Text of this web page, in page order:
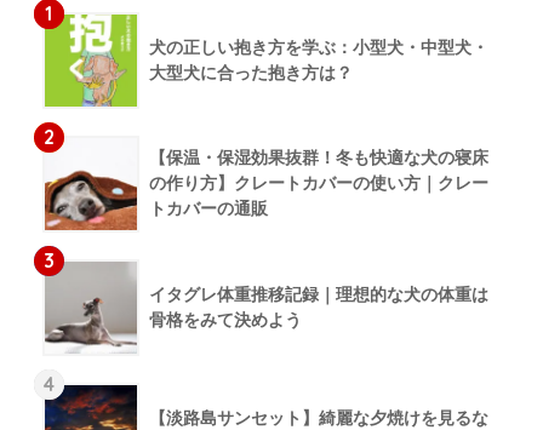
1
犬の正しい抱き方を学ぶ：小型犬・中型犬・
大型犬に合った抱き方は？
2
【保温・保湿効果抜群！冬も快適な犬の寝床
の作り方】クレートカバーの使い方｜クレー
トカバーの通販
3
イタグレ体重推移記録｜理想的な犬の体重は
骨格をみて決めよう
4
【淡路島サンセット】綺麗な夕焼けを見るな